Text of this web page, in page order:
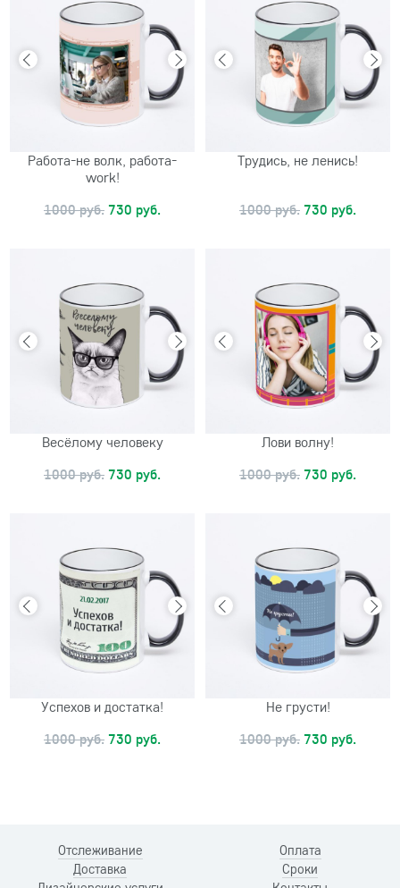
Работа-не волк, работа-
work!
1000 руб. 730 руб.
Трудись, не ленись!
1000 руб. 730 руб.
Весёлому человеку
1000 руб. 730 руб.
Лови волну!
1000 руб. 730 руб.
Успехов и достатка!
1000 руб. 730 руб.
Не грусти!
1000 руб. 730 руб.
Отслеживание
Доставка
Оплата
Сроки